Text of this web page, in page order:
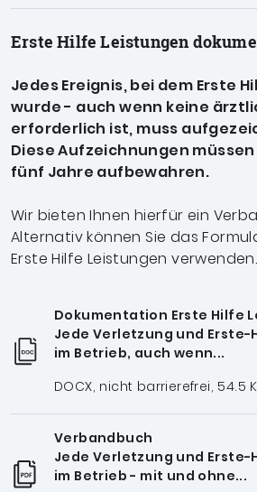
Erste Hilfe Leistungen
Jedes Ereignis, bei dem Erste
wurde - auch wenn keine
erforderlich ist, muss
Diese Aufzeichnungen
fünf Jahre aufbewahren.
Wir bieten Ihnen hierfür ein
Alternativ können Sie das
Erste Hilfe Leistungen verwenden.
Dokumentation Erste Hilfe
Jede Verletzung und
im Betrieb, auch wenn...
DOCX, nicht barrierefrei, 54.5
Verbandbuch
Jede Verletzung und
im Betrieb - mit und ohne...